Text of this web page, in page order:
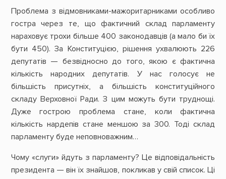
Проблема з відмовниками-мажоритарниками особливо
гостра через те, що фактичний склад парламенту
нараховує трохи більше 400 законодавців (а мало би їх
бути 450). За Конституцією, рішення ухвалюють 226
депутатів — безвідносно до того, якою є фактична
кількість народних депутатів. У нас голосує не
більшість присутніх, а більшість конституційного
складу Верховної Ради. З цим можуть бути труднощі.
Дуже гострою проблема стане, коли фактична
кількість нардепів стане меншою за 300. Тоді склад
парламенту буде неповноважним…
Чому «слуги» йдуть з парламенту? Це відповідальність
президента — він їх знайшов, покликав у свій список. Ці